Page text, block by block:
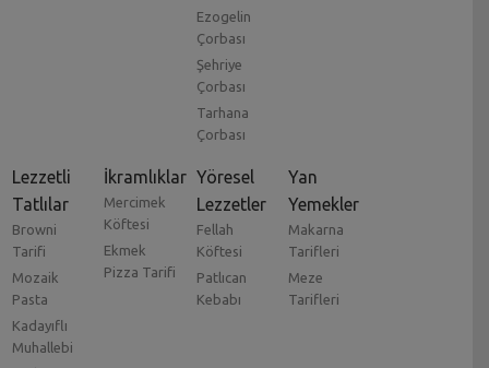
Ezogelin
Çorbası
Şehriye
Çorbası
Tarhana
Çorbası
Lezzetli
Tatlılar
Browni
Tarifi
Mozaik
Pasta
Kadayıflı
Muhallebi
İkramlıklar
Mercimek
Köftesi
Ekmek
Pizza Tarifi
Yöresel
Lezzetler
Fellah
Köftesi
Patlıcan
Kebabı
Yan
Yemekler
Makarna
Tarifleri
Meze
Tarifleri